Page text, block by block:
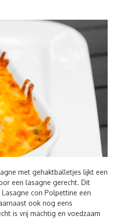
met gehaktballetjes lijkt een
een lasagne gerecht. Dit
con Polpettine een
ook nog eens
is vrij machtig en voedzaam